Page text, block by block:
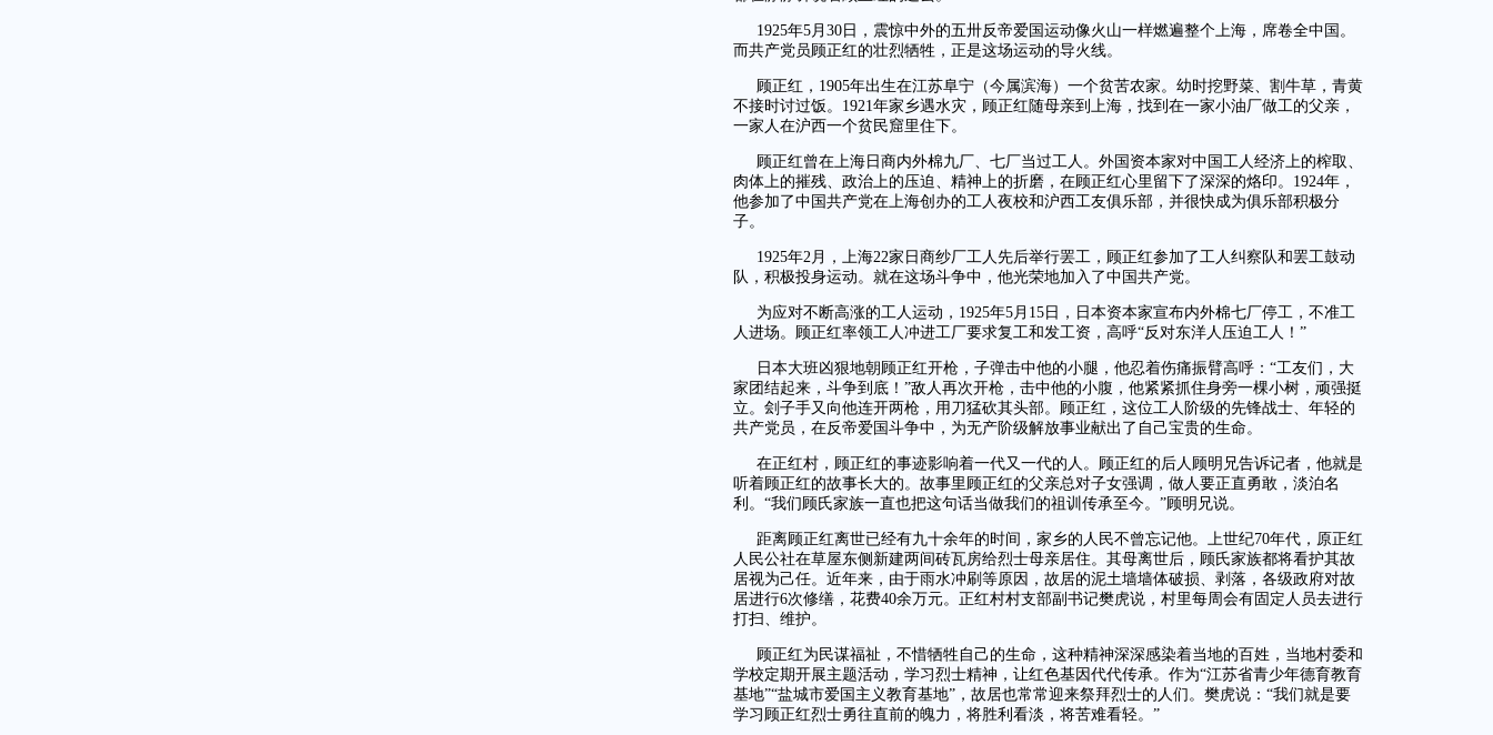
1925年5月30日，震惊中外的五卅反帝爱国运动像火山一样燃遍整个上海，席卷全中国。
而共产党员顾正红的壮烈牺牲，正是这场运动的导火线。
顾正红，1905年出生在江苏阜宁（今属滨海）一个贫苦农家。幼时挖野菜、割牛草，青黄
不接时讨过饭。1921年家乡遇水灾，顾正红随母亲到上海，找到在一家小油厂做工的父亲，
一家人在沪西一个贫民窟里住下。
顾正红曾在上海日商内外棉九厂、七厂当过工人。外国资本家对中国工人经济上的榨取、
肉体上的摧残、政治上的压迫、精神上的折磨，在顾正红心里留下了深深的烙印。1924年，
他参加了中国共产党在上海创办的工人夜校和沪西工友俱乐部，并很快成为俱乐部积极分
子。
1925年2月，上海22家日商纱厂工人先后举行罢工，顾正红参加了工人纠察队和罢工鼓动
队，积极投身运动。就在这场斗争中，他光荣地加入了中国共产党。
为应对不断高涨的工人运动，1925年5月15日，日本资本家宣布内外棉七厂停工，不准工
人进场。顾正红率领工人冲进工厂要求复工和发工资，高呼“反对东洋人压迫工人！”
日本大班凶狠地朝顾正红开枪，子弹击中他的小腿，他忍着伤痛振臂高呼：“工友们，大
家团结起来，斗争到底！”敌人再次开枪，击中他的小腹，他紧紧抓住身旁一棵小树，顽强挺
立。刽子手又向他连开两枪，用刀猛砍其头部。顾正红，这位工人阶级的先锋战士、年轻的
共产党员，在反帝爱国斗争中，为无产阶级解放事业献出了自己宝贵的生命。
在正红村，顾正红的事迹影响着一代又一代的人。顾正红的后人顾明兄告诉记者，他就是
听着顾正红的故事长大的。故事里顾正红的父亲总对子女强调，做人要正直勇敢，淡泊名
利。“我们顾氏家族一直也把这句话当做我们的祖训传承至今。”顾明兄说。
距离顾正红离世已经有九十余年的时间，家乡的人民不曾忘记他。上世纪70年代，原正红
人民公社在草屋东侧新建两间砖瓦房给烈士母亲居住。其母离世后，顾氏家族都将看护其故
居视为己任。近年来，由于雨水冲刷等原因，故居的泥土墙墙体破损、剥落，各级政府对故
居进行6次修缮，花费40余万元。正红村村支部副书记樊虎说，村里每周会有固定人员去进行
打扫、维护。
顾正红为民谋福祉，不惜牺牲自己的生命，这种精神深深感染着当地的百姓，当地村委和
学校定期开展主题活动，学习烈士精神，让红色基因代代传承。作为“江苏省青少年德育教育
基地”“盐城市爱国主义教育基地”，故居也常常迎来祭拜烈士的人们。樊虎说：“我们就是要
学习顾正红烈士勇往直前的魄力，将胜利看淡，将苦难看轻。”